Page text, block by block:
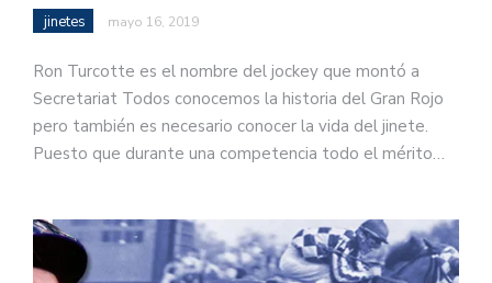
jinetes mayo 16, 2019
Ron Turcotte es el nombre del jockey que montó a
Secretariat Todos conocemos la historia del Gran Rojo
pero también es necesario conocer la vida del jinete.
Puesto que durante una competencia todo el mérito…